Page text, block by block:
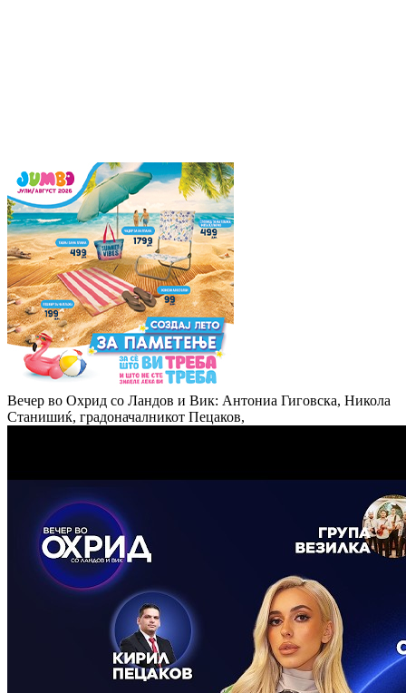
Вечер во Охрид со Ландов и Вик: Антониа Гиговска, Никола
Станишиќ, градоначалникот Пецаков,